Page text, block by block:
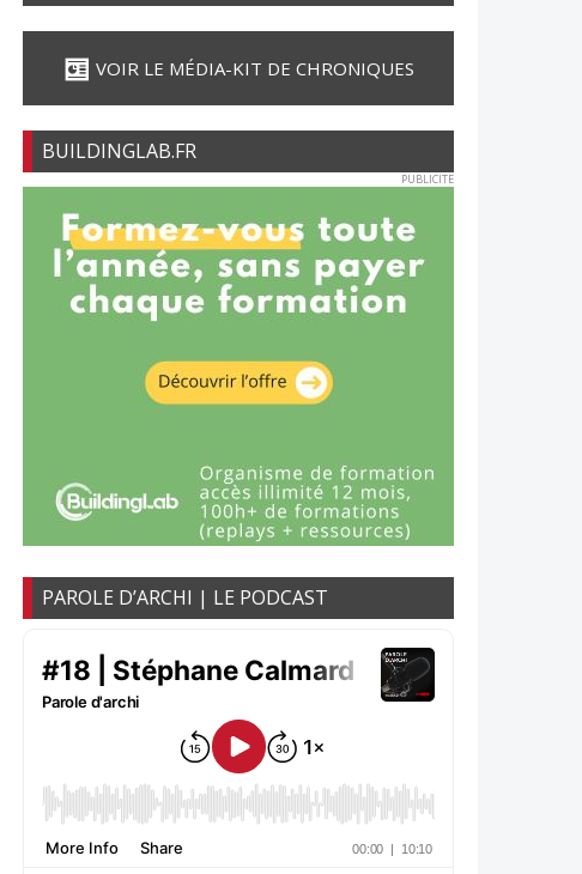
VOIR LE MÉDIA-KIT DE CHRONIQUES
BUILDINGLAB.FR
PUBLICITE
PAROLE D’ARCHI | LE PODCAST